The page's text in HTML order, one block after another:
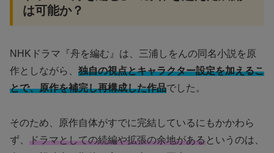
は可能か？
NHKドラマ『舟を編む』は、三浦しをんの同名小説を原
作としながら、 独自の視点とキャラクター設定を加えるこ
とで、原作を補完し再構成した作品でした。
そのため、原作自体がすでに完結しているにもかかわら
ず、 ドラマとしての続編や拡張の余地があるというのは、